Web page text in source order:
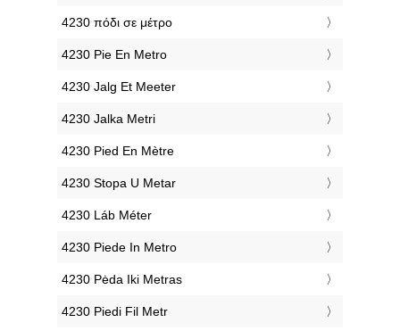
‎4230 πόδι σε μέτρο
‎4230 Pie En Metro
‎4230 Jalg Et Meeter
‎4230 Jalka Metri
‎4230 Pied En Mètre
‎4230 Stopa U Metar
‎4230 Láb Méter
‎4230 Piede In Metro
‎4230 Pėda Iki Metras
‎4230 Piedi Fil Metr